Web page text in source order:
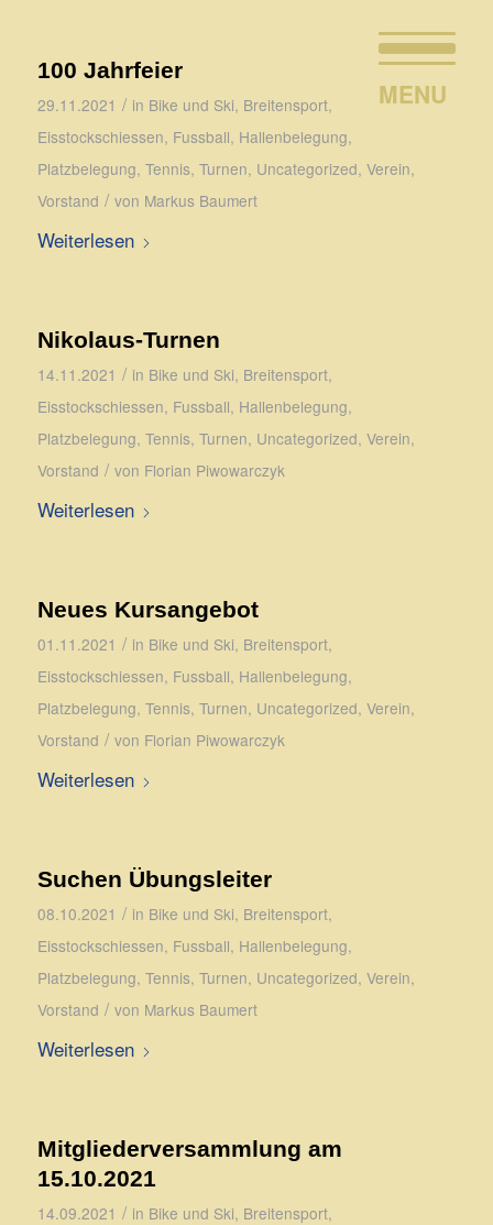
100 Jahrfeier
29.11.2021 / in Bike und Ski, Breitensport,
Eisstockschiessen, Fussball, Hallenbelegung,
Platzbelegung, Tennis, Turnen, Uncategorized, Verein,
Vorstand / von Markus Baumert
Weiterlesen
Nikolaus-Turnen
14.11.2021 / in Bike und Ski, Breitensport,
Eisstockschiessen, Fussball, Hallenbelegung,
Platzbelegung, Tennis, Turnen, Uncategorized, Verein,
Vorstand / von Florian Piwowarczyk
Weiterlesen
Neues Kursangebot
01.11.2021 / in Bike und Ski, Breitensport,
Eisstockschiessen, Fussball, Hallenbelegung,
Platzbelegung, Tennis, Turnen, Uncategorized, Verein,
Vorstand / von Florian Piwowarczyk
Weiterlesen
Suchen Übungsleiter
08.10.2021 / in Bike und Ski, Breitensport,
Eisstockschiessen, Fussball, Hallenbelegung,
Platzbelegung, Tennis, Turnen, Uncategorized, Verein,
Vorstand / von Markus Baumert
Weiterlesen
Mitgliederversammlung am
15.10.2021
14.09.2021 / in Bike und Ski, Breitensport,